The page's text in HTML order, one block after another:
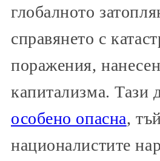
глобалното
справянето с
поражения,
капитализма. Тази
особено опасна,
националистите